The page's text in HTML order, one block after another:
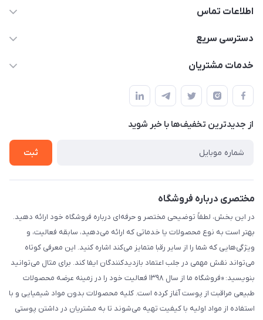
اطلاعات تماس
۰۲۱۰۰۰۰۰۰۰۰
دسترسی سریع
حساب کاربری
لیست محصولات
درباره ما
خدمات مشتریان
قوانین و مقررات
حریم خصوصی
راهنما
از جدید‌ترین تخفیف‌ها با‌ خبر شوید
ثبت
مختصری درباره فروشگاه
در این بخش، لطفاً توضیحی مختصر و حرفه‌ای درباره فروشگاه خود ارائه دهید.
بهتر است به نوع محصولات یا خدماتی که ارائه می‌دهید، سابقه فعالیت، و
ویژگی‌هایی که شما را از سایر رقبا متمایز می‌کند اشاره کنید. این معرفی کوتاه
می‌تواند نقش مهمی در جلب اعتماد بازدیدکنندگان ایفا کند. برای مثال می‌توانید
بنویسید: «فروشگاه ما از سال ۱۳۹۸ فعالیت خود را در زمینه عرضه محصولات
طبیعی مراقبت از پوست آغاز کرده است. کلیه محصولات بدون مواد شیمیایی و با
استفاده از مواد اولیه با کیفیت تهیه می‌شوند تا به مشتریان در داشتن پوستی